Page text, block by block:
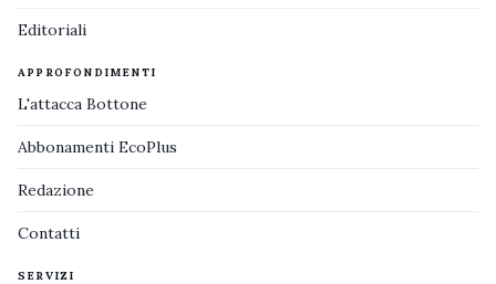
Editoriali
APPROFONDIMENTI
L'attacca Bottone
Abbonamenti EcoPlus
Redazione
Contatti
SERVIZI